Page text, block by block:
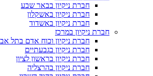
חברת ניקיון בבאר שבע
חברת ניקיון באשקלון
חברת ניקיון באשדוד
חברת ניקיון במרכז
חברת ניקיון וכוח אדם בתל
חברת ניקיון בגבעתיים
חברת ניקיון בראשון לציון
חברת ניקיון בהרצליה